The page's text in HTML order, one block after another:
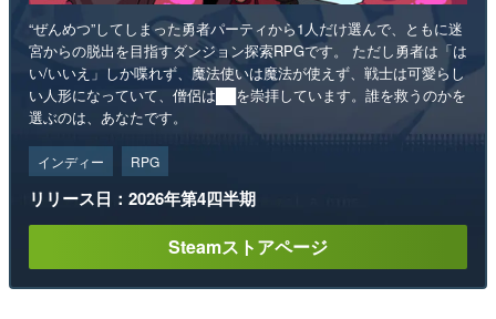
“ぜんめつ”してしまった勇者パーティから1人だけ選んで、ともに迷
宮からの脱出を目指すダンジョン探索RPGです。 ただし勇者は「は
い/いいえ」しか喋れず、魔法使いは魔法が使えず、戦士は可愛らし
い人形になっていて、僧侶は██を崇拝しています。誰を救うのかを
選ぶのは、あなたです。
インディー RPG
リリース日：2026年第4四半期
Steamストアページ